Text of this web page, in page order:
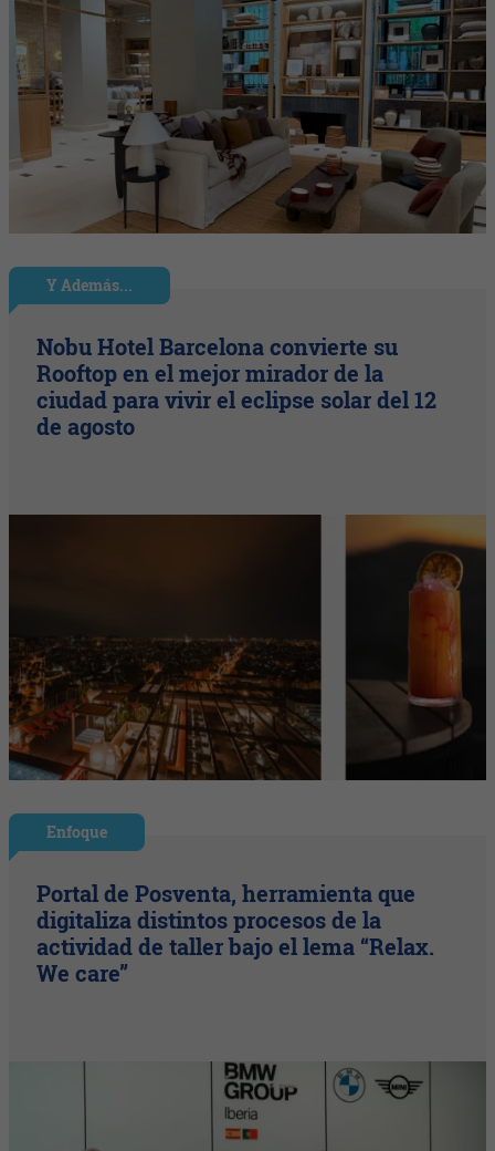
Y Además...
Nobu Hotel Barcelona convierte su
Rooftop en el mejor mirador de la
ciudad para vivir el eclipse solar del 12
de agosto
Enfoque
Portal de Posventa, herramienta que
digitaliza distintos procesos de la
actividad de taller bajo el lema “Relax.
We care”